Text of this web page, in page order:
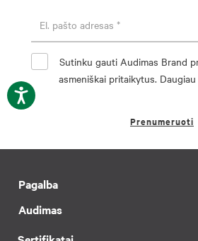
Sutinku gauti Audimas Brand
asmeniškai pritaikytus.
Prenumeruoti
Pagalba
Audimas